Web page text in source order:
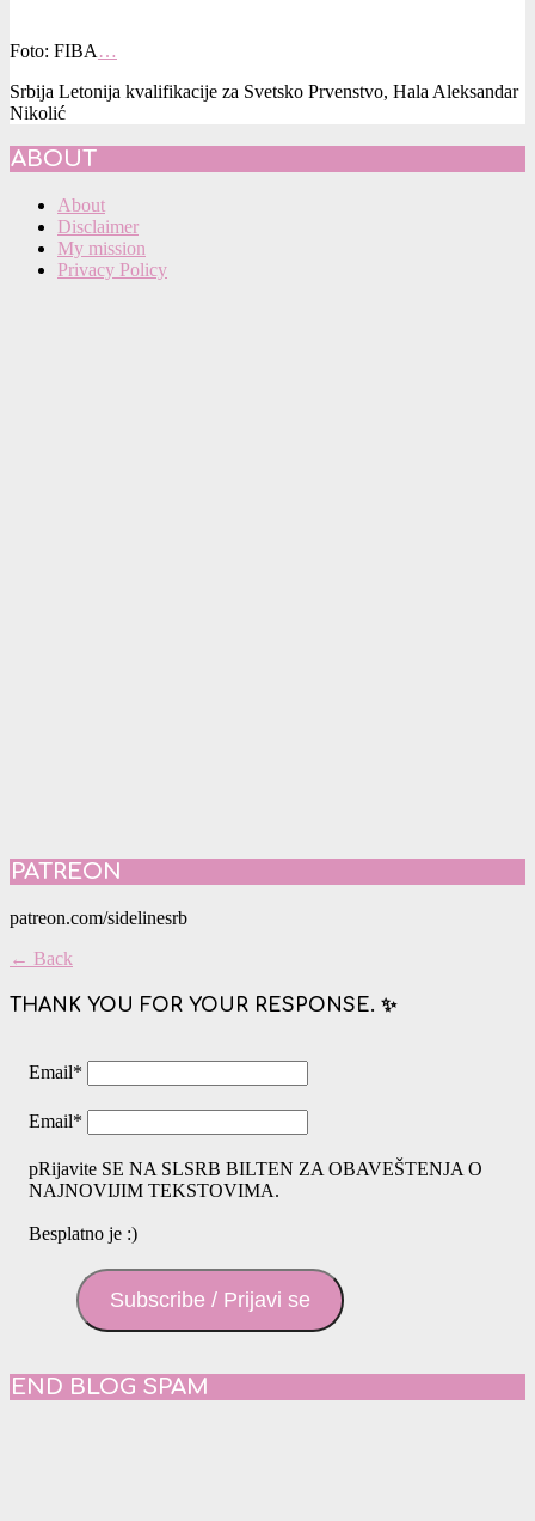
Foto: FIBA …
Srbija Letonija kvalifikacije za Svetsko Prvenstvo, Hala Aleksandar
Nikolić
2021-
11-
ABOUT
About
Disclaimer
My mission
Privacy Policy
PATREON
patreon.com/sidelinesrb
← Back
THANK YOU FOR YOUR RESPONSE. ✨
Email*
Email*
pRijavite SE NA SLSRB BILTEN ZA OBAVEŠTENJA O
NAJNOVIJIM TEKSTOVIMA.
Besplatno je :)
Subscribe / Prijavi se
END BLOG SPAM